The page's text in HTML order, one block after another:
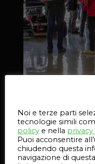
Noi e terze parti
tecnologie simili
policy e nella
Puoi acconsentire
chiudendo questa
navigazione di